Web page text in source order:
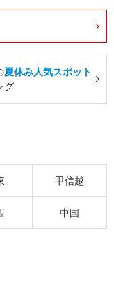
夏休み人気スポット
グ
甲信越
中国